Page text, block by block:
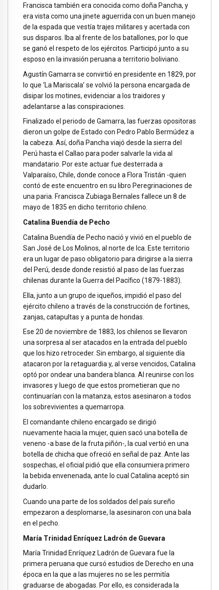
Francisca también era conocida como doña Pancha, y
era vista como una jinete aguerrida con un buen manejo
de la espada que vestía trajes militares y acertada con
sus disparos. Iba al frente de los batallones, por lo que
se ganó el respeto de los ejércitos. Participó junto a su
esposo en la invasión peruana a territorio boliviano.
Agustín Gamarra se convirtió en presidente en 1829, por
lo que ‘La Mariscala’ se volvió la persona encargada de
disipar los motines, evidenciar a los traidores y
adelantarse a las conspiraciones.
Finalizado el periodo de Gamarra, las fuerzas opositoras
dieron un golpe de Estado con Pedro Pablo Bermúdez a
la cabeza. Así, doña Pancha viajó desde la sierra del
Perú hasta el Callao para poder salvarle la vida al
mandatario. Por este actuar fue desterrada a
Valparaíso, Chile, donde conoce a Flora Tristán -quien
contó de este encuentro en su libro Peregrinaciones de
una paria. Francisca Zubiaga Bernales fallece un 8 de
mayo de 1835 en dicho territorio chileno.
Catalina Buendía de Pecho
Catalina Buendía de Pecho nació y vivió en el pueblo de
San José de Los Molinos, al norte de Ica. Este territorio
era un lugar de paso obligatorio para dirigirse a la sierra
del Perú, desde donde resistió al paso de las fuerzas
chilenas durante la Guerra del Pacífico (1879-1883).
Ella, junto a un grupo de iqueños, impidió el paso del
ejército chileno a través de la construcción de fortines,
zanjas, catapultas y a punta de hondas.
Ese 20 de noviembre de 1883, los chilenos se llevaron
una sorpresa al ser atacados en la entrada del pueblo
que los hizo retroceder. Sin embargo, al siguiente día
atacaron por la retaguardia y, al verse vencidos, Catalina
optó por ondear una bandera blanca. Al reunirse con los
invasores y luego de que estos prometieran que no
continuarían con la matanza, estos asesinaron a todos
los sobrevivientes a quemarropa.
El comandante chileno encargado se dirigió
nuevamente hacia la mujer, quien sacó una botella de
veneno -a base de la fruta piñón-, la cual vertió en una
botella de chicha que ofreció en señal de paz. Ante las
sospechas, el oficial pidió que ella consumiera primero
la bebida envenenada, ante lo cual Catalina aceptó sin
dudarlo.
Cuando una parte de los soldados del país sureño
empezaron a desplomarse, la asesinaron con una bala
en el pecho.
María Trinidad Enríquez Ladrón de Guevara
María Trinidad Enríquez Ladrón de Guevara fue la
primera peruana que cursó estudios de Derecho en una
época en la que a las mujeres no se les permitía
graduarse de abogadas. Por ello, es considerada la